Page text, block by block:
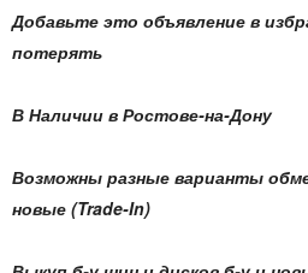
Добавьте это объявление в
потерять
В Наличии в Ростове-на-Дону
Возможны разные варианты
новые (Trade-In)